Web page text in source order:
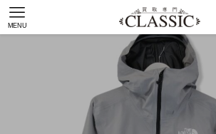
MENU